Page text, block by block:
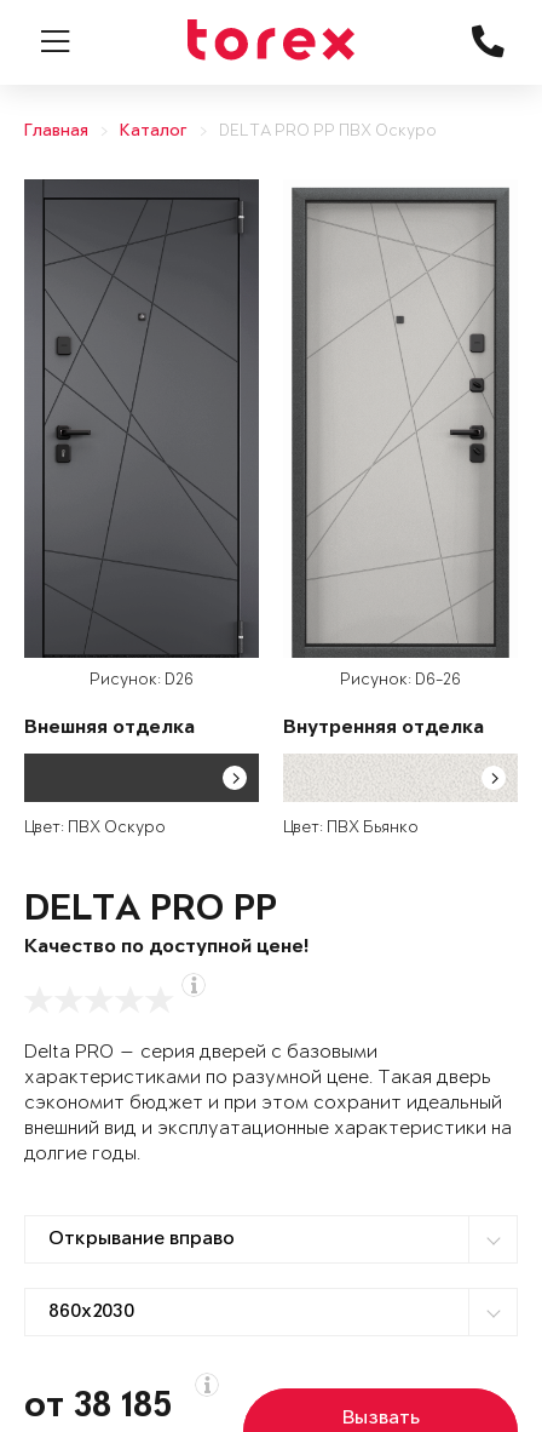
Главная Каталог DELTA PRO PP ПВХ Оскуро
Рисунок: D26
Внешняя отделка
Цвет: ПВХ Оскуро
Рисунок: D6-26
Внутренняя отделка
Цвет: ПВХ Бьянко
DELTA PRO PP
Качество по доступной цене!
Delta PRO — серия дверей с базовыми
характеристиками по разумной цене. Такая дверь
сэкономит бюджет и при этом сохранит идеальный
внешний вид и эксплуатационные характеристики на
долгие годы.
от 38 185
Вызвать